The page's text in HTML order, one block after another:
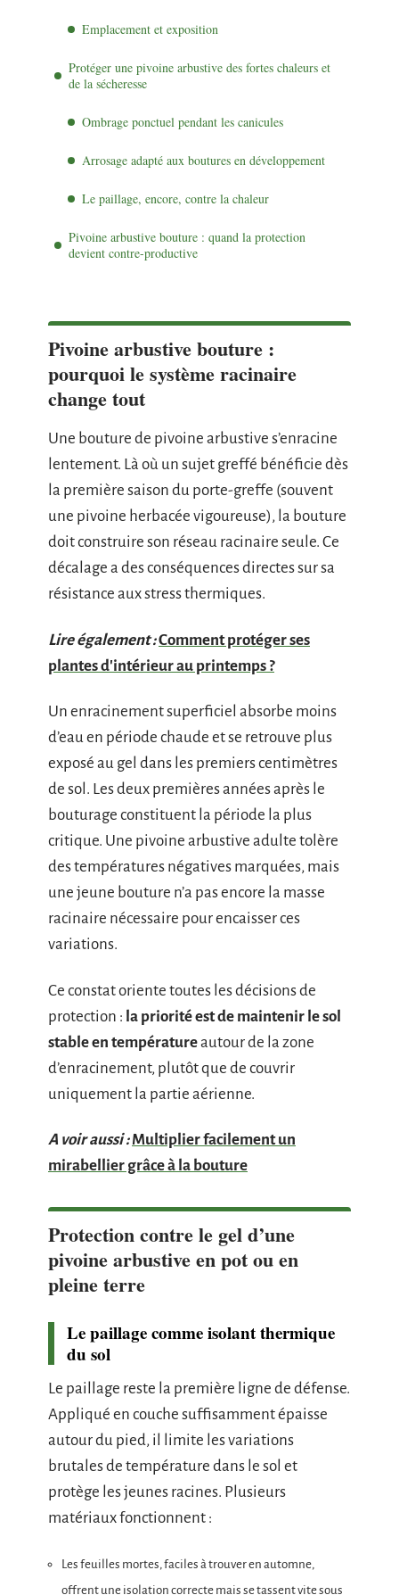
Emplacement et exposition
Protéger une pivoine arbustive des fortes chaleurs et
de la sécheresse
Ombrage ponctuel pendant les canicules
Arrosage adapté aux boutures en développement
Le paillage, encore, contre la chaleur
Pivoine arbustive bouture : quand la protection
devient contre-productive
Pivoine arbustive bouture :
pourquoi le système racinaire
change tout
Une bouture de pivoine arbustive s’enracine
lentement. Là où un sujet greffé bénéficie dès
la première saison du porte-greffe (souvent
une pivoine herbacée vigoureuse), la bouture
doit construire son réseau racinaire seule. Ce
décalage a des conséquences directes sur sa
résistance aux stress thermiques.
Lire également :Comment protéger ses
plantes d'intérieur au printemps ?
Un enracinement superficiel absorbe moins
d’eau en période chaude et se retrouve plus
exposé au gel dans les premiers centimètres
de sol. Les deux premières années après le
bouturage constituent la période la plus
critique. Une pivoine arbustive adulte tolère
des températures négatives marquées, mais
une jeune bouture n’a pas encore la masse
racinaire nécessaire pour encaisser ces
variations.
Ce constat oriente toutes les décisions de
protection : la priorité est de maintenir le sol
stable en températureautour de la zone
d’enracinement, plutôt que de couvrir
uniquement la partie aérienne.
A voir aussi : Multiplier facilement un
mirabellier grâce à la bouture
Protection contre le gel d’une
pivoine arbustive en pot ou en
pleine terre
Le paillage comme isolant thermique
du sol
Le paillage reste la première ligne de défense.
Appliqué en couche suffisamment épaisse
autour du pied, il limite les variations
brutales de température dans le sol et
protège les jeunes racines. Plusieurs
matériaux fonctionnent :
Les feuilles mortes, faciles à trouver en automne,
offrent une isolation correcte mais se tassent vite sous